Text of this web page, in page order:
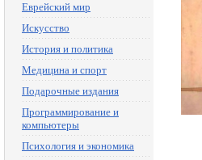
Еврейский мир
Искусство
История и политика
Медицина и спорт
Подарочные издания
Программирование и
компьютеры
Психология и экономика